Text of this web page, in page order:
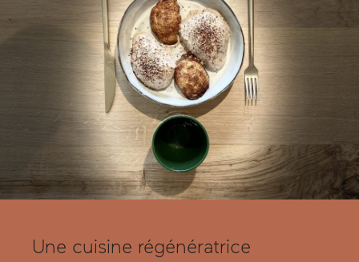
Une cuisine régénératrice